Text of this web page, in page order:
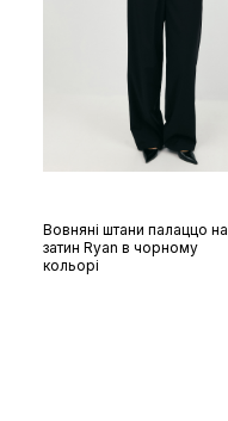
ML
Вовняні штани палаццо на
затин Ryan в чорному
кольорі